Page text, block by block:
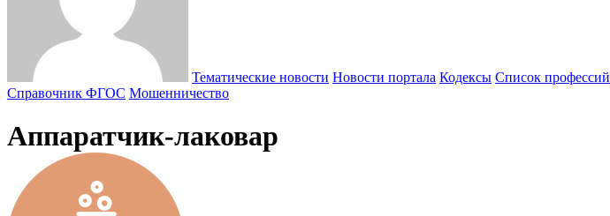
Тематические новости Новости портала Кодексы Cписок профессий
Справочник ФГОС Мошенничество
Аппаратчик-лаковар